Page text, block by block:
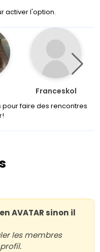
activer l'option.
Franceskol
faire des rencontres
AVATAR sinon il
les membres